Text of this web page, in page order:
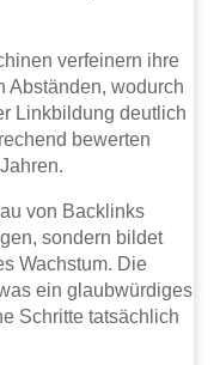
verfeinern ihre
Abständen, wodurch
Linkbildung deutlich
bewerten
von Backlinks
sondern bildet
Wachstum. Die
ein glaubwürdiges
Schritte tatsächlich